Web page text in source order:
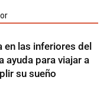
en las inferiores del
ayuda para viajar a
su sueño